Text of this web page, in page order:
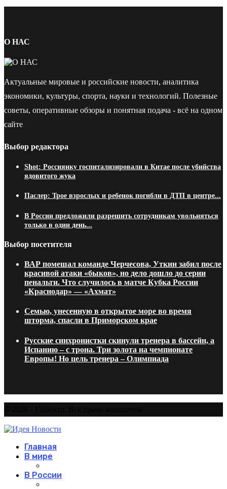
О НАС
Актуальные мировые и российские новости, аналитика
экономики, культуры, спорта, науки и технологий. Полезные
советы, оперативные обзоры и понятная подача - всё на одном
сайте
Выбор редактора
Shot: Россиянку госпитализировали в Китае после убийства
ядовитого жука
Паслер: Трое взрослых и ребенок погибли в ДТП в центре...
В России предложили разрешить сотрудникам увольняться
только в один день...
Выбор посетителя
ВАР помешал команде Черчесова, Уткин забил после
красивой атаки «быков», но дело дошло до серии
пенальти. Что случилось в матче Кубка России
«Краснодар» — «Ахмат»
Семью, унесенную в открытое море во время
шторма, спасли в Приморском крае
Русские синхронистки скинули тренера в бассейн, а
Испанию – с трона. Три золота на чемпионате
Европы! Но цель тренера – Олимпиада
Главная
В мире
В России